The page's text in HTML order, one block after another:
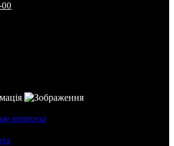
вопросы